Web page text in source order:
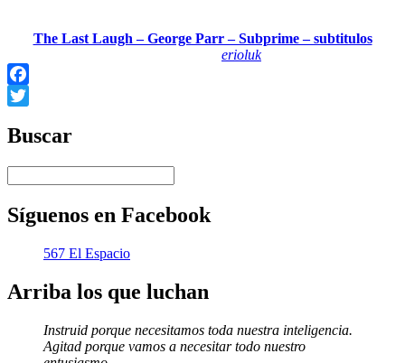
The Last Laugh – George Parr – Subprime – subtitulos
erioluk
Facebook
Buscar
Síguenos en Facebook
567 El Espacio
Arriba los que luchan
Instruid porque necesitamos toda nuestra inteligencia.
Agitad porque vamos a necesitar todo nuestro